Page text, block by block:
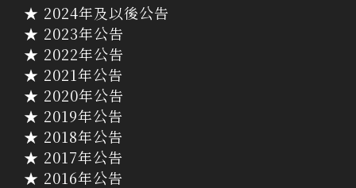
★ 2024年及以後公告
★ 2023年公告
★ 2022年公告
★ 2021年公告
★ 2020年公告
★ 2019年公告
★ 2018年公告
★ 2017年公告
★ 2016年公告